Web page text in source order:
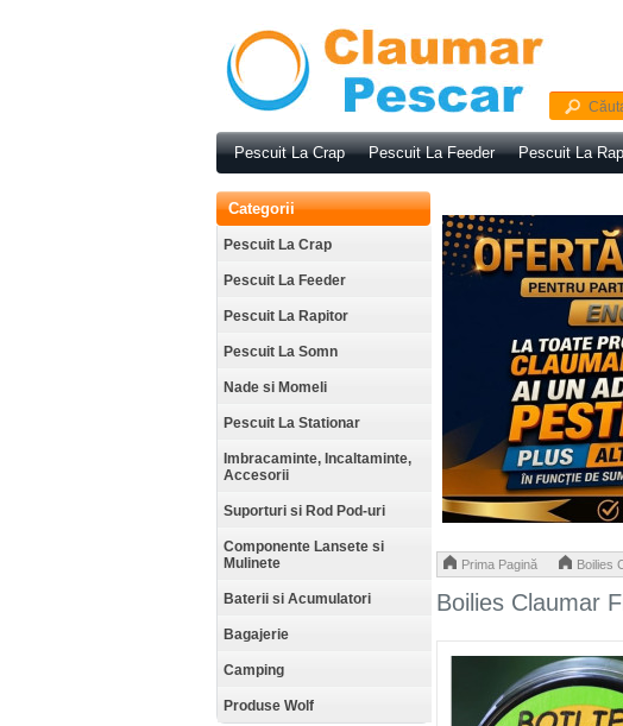
Pescuit La Crap Pescuit La Feeder Pescuit La
Categorii
Pescuit La Crap
Pescuit La Feeder
Pescuit La Rapitor
Pescuit La Somn
Nade si Momeli
Pescuit La Stationar
Imbracaminte, Incaltaminte,
Accesorii
Suporturi si Rod Pod-uri
Componente Lansete si
Mulinete
Baterii si Acumulatori
Bagajerie
Camping
Produse Wolf
Prima Pagină Boilies
Boilies Claumar